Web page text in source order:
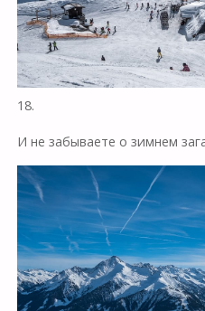
18.
И не забываете о зимнем